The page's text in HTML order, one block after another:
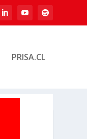
PRISA.CL